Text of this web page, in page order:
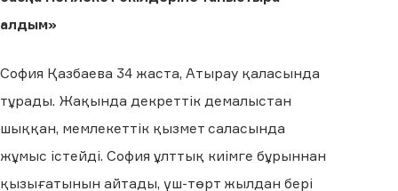
алдым»
София Қазбаева 34 жаста, Атырау қаласында
тұрады. Жақында декреттік демалыстан
шыққан, мемлекеттік қызмет саласында
жұмыс істейді. София ұлттық киімге бұрыннан
қызығатынын айтады, үш-төрт жылдан бері